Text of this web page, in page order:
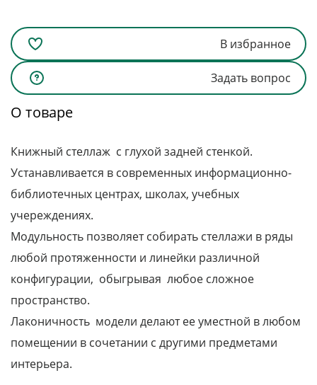
В избранное
Задать вопрос
О товаре
Книжный стеллаж с глухой задней стенкой.
Устанавливается в современных информационно-
библиотечных центрах, школах, учебных
учереждениях.
Модульность позволяет собирать стеллажи в ряды
любой протяженности и линейки различной
конфигурации, обыгрывая любое сложное
пространство.
Лаконичность модели делают ее уместной в любом
помещении в сочетании с другими предметами
интерьера.